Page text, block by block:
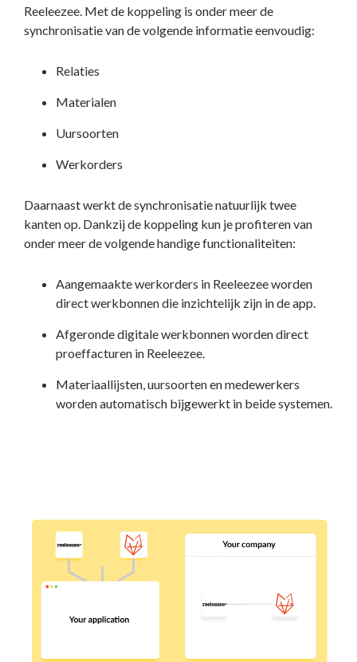
Reeleezee. Met de koppeling is onder meer de
synchronisatie van de volgende informatie eenvoudig:
Relaties
Materialen
Uursoorten
Werkorders
Daarnaast werkt de synchronisatie natuurlijk twee
kanten op. Dankzij de koppeling kun je profiteren van
onder meer de volgende handige functionaliteiten:
Aangemaakte werkorders in Reeleezee worden
direct werkbonnen die inzichtelijk zijn in de app.
Afgeronde digitale werkbonnen worden direct
proeffacturen in Reeleezee.
Materiaallijsten, uursoorten en medewerkers
worden automatisch bijgewerkt in beide systemen.